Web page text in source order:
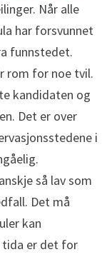
Når alle
har forsvunnet
funnstedet.
rom for noe tvil.
kandidaten og
Det er over
i
så lav som
Det må
kan
tida er det for